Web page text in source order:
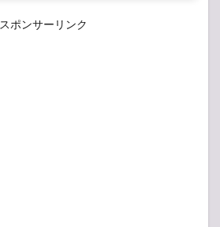
スポンサーリンク